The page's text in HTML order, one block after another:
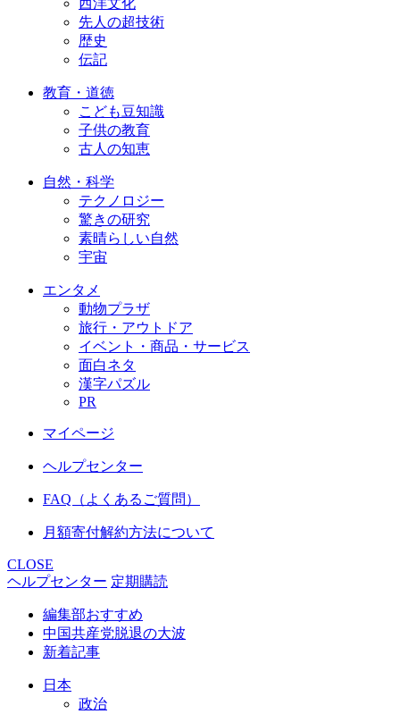
西洋文化
先人の超技術
歴史
伝記
教育・道徳
こども豆知識
子供の教育
古人の知恵
自然・科学
テクノロジー
驚きの研究
素晴らしい自然
宇宙
エンタメ
動物プラザ
旅行・アウトドア
イベント・商品・サービス
面白ネタ
漢字パズル
PR
マイページ
ヘルプセンター
FAQ（よくあるご質問）
月額寄付解約方法について
CLOSE
ヘルプセンター 定期購読
編集部おすすめ
中国共産党脱退の大波
新着記事
日本
政治